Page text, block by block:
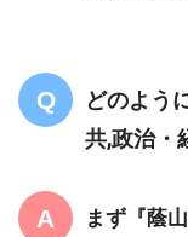
どのよう
共,政治・
まず『蔭